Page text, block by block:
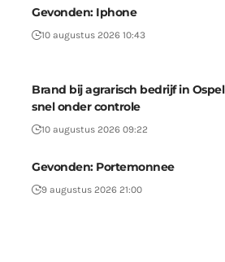
Gevonden: Iphone
10 augustus 2026 10:43
Brand bij agrarisch bedrijf in Ospel
snel onder controle
10 augustus 2026 09:22
Gevonden: Portemonnee
9 augustus 2026 21:00